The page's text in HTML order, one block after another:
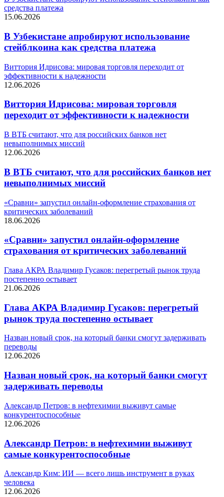
средства платежа
15.06.2026
В Узбекистане апробируют использование
стейблкоина как средства платежа
Виттория Идрисова: мировая торговля переходит от
эффективности к надежности
12.06.2026
Виттория Идрисова: мировая торговля
переходит от эффективности к надежности
В ВТБ считают, что для российских банков нет
невыполнимых миссий
12.06.2026
В ВТБ считают, что для российских банков нет
невыполнимых миссий
«Сравни» запустил онлайн-оформление страхования от
критических заболеваний
18.06.2026
«Сравни» запустил онлайн-оформление
страхования от критических заболеваний
Глава АКРА Владимир Гусаков: перегретый рынок труда
постепенно остывает
21.06.2026
Глава АКРА Владимир Гусаков: перегретый
рынок труда постепенно остывает
Назван новый срок, на который банки смогут задерживать
переводы
12.06.2026
Назван новый срок, на который банки смогут
задерживать переводы
Александр Петров: в нефтехимии выживут самые
конкурентоспособные
12.06.2026
Александр Петров: в нефтехимии выживут
самые конкурентоспособные
Александр Ким: ИИ — всего лишь инструмент в руках
человека
12.06.2026